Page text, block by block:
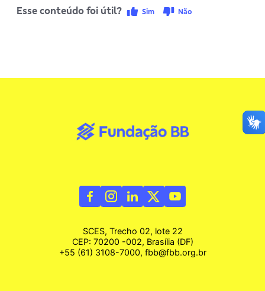
Esse conteúdo foi útil? Sim Não
SCES, Trecho 02, lote 22
CEP: 70200 -002, Brasília (DF)
+55 (61) 3108-7000, fbb@fbb.org.br